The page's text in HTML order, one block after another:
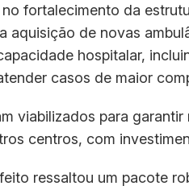
fortalecimento da
aquisição de novas
hospitalar,
casos de maior
viabilizados para
centros, com
ressaltou um pacote